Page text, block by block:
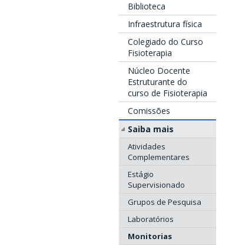
Biblioteca
Infraestrutura física
Colegiado do Curso
Fisioterapia
Núcleo Docente
Estruturante do
curso de Fisioterapia
Comissões
Saiba mais
Atividades
Complementares
Estágio
Supervisionado
Grupos de Pesquisa
Laboratórios
Monitorias